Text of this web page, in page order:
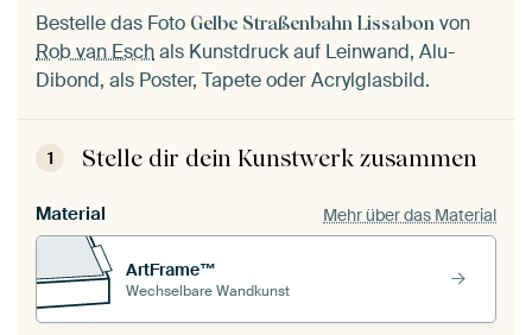
Bestelle das Foto Gelbe Straßenbahn Lissabon von
Rob van Eschals Kunstdruck auf Leinwand, Alu-
Dibond, als Poster, Tapete oder Acrylglasbild.
1 Stelle dir dein Kunstwerk zusammen
Material Mehr über das Material
ArtFrame™
Wechselbare Wandkunst